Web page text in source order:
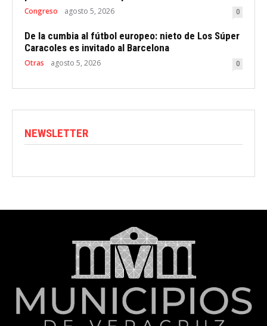
Congreso agosto 5, 2026 0
De la cumbia al fútbol europeo: nieto de Los Súper
Caracoles es invitado al Barcelona
Otras agosto 5, 2026 0
NEWSLETTER